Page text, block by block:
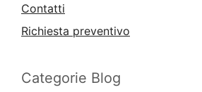
Contatti
Richiesta preventivo
Categorie Blog